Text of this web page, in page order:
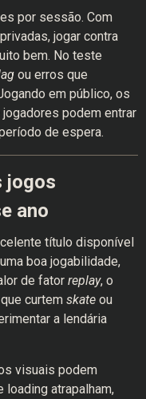
por sessão. Com
jogar contra
bem. No teste
ou erros que
em público, os
podem entrar
de espera.
jogos
ano
título disponível
boa jogabilidade,
de fator replay, o
curtem skate ou
a lendária
visuais podem
loading atrapalham,